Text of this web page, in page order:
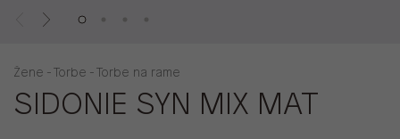
Žene - Torbe - Torbe na rame
SIDONIE SYN MIX MAT